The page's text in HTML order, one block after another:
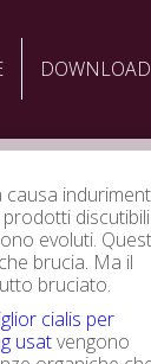
DOWNLOAD
causa
discutibili
evoluti.
brucia. Ma il
bruciato.
cialis per
usatvengono